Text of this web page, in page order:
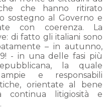
che hanno ritirato
sostegno al Governo e
con coerenza. La
di fatto gli italiani sono
– in autunno,
- in una delle fasi più
la quale
e responsabili
orientate al bene
litigiosità e